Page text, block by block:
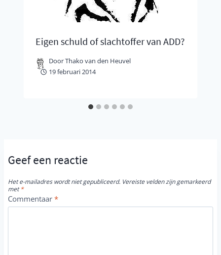
Eigen schuld of slachtoffer van ADD?
DoorThako van den Heuvel
19 februari 2014
Geef een reactie
Het e-mailadres wordt niet gepubliceerd. Vereiste velden zijn gemarkeerd
met*
Commentaar *